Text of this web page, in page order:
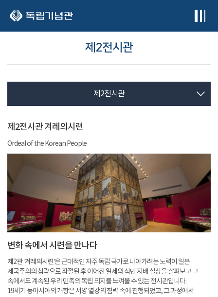
제2전시관
제2전시관
제2전시관 겨레의시련
Ordeal of the Korean People
변화 속에서 시련을 만나다
제2관 ‘겨레의시련’은 근대적인 자주 독립 국가로 나아가려는 노력이 일본
제국주의의 침략으로 좌절된 후 이어진 일제의 식민 지배 실상을 살펴보고 그
속에서도 계속된 우리 민족의 독립 의지를 느껴볼 수 있는 전시관입니다.
19세기 동아시아의 개항은 서양 열강의 침략 속에 진행되었고, 그 과정에서